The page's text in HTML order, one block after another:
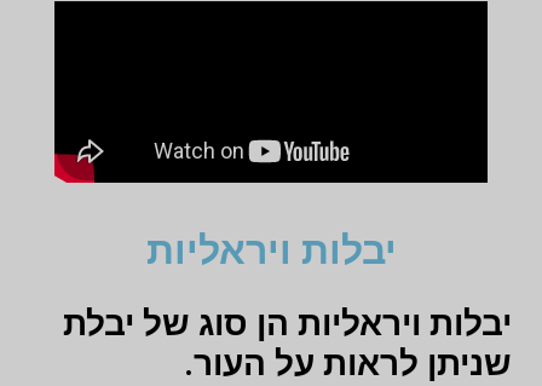
יבלות ויראליות
יבלות ויראליות הן סוג של יבלת
שניתן לראות על העור.